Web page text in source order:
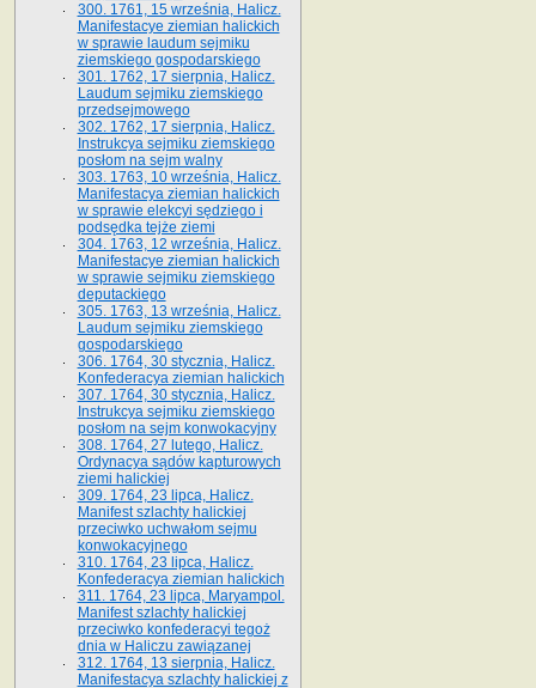
300. 1761, 15 września, Halicz.
Manifestacye ziemian halickich
w sprawie laudum sejmiku
ziemskiego gospodarskiego
301. 1762, 17 sierpnia, Halicz.
Laudum sejmiku ziemskiego
przedsejmowego
302. 1762, 17 sierpnia, Halicz.
Instrukcya sejmiku ziemskiego
posłom na sejm walny
303. 1763, 10 września, Halicz.
Manifestacya ziemian halickich
w sprawie elekcyi sędziego i
podsędka tejże ziemi
304. 1763, 12 września, Halicz.
Manifestacye ziemian halickich
w sprawie sejmiku ziemskiego
deputackiego
305. 1763, 13 września, Halicz.
Laudum sejmiku ziemskiego
gospodarskiego
306. 1764, 30 stycznia, Halicz.
Konfederacya ziemian halickich
307. 1764, 30 stycznia, Halicz.
Instrukcya sejmiku ziemskiego
posłom na sejm konwokacyjny
308. 1764, 27 lutego, Halicz.
Ordynacya sądów kapturowych
ziemi halickiej
309. 1764, 23 lipca, Halicz.
Manifest szlachty halickiej
przeciwko uchwałom sejmu
konwokacyjnego
310. 1764, 23 lipca, Halicz.
Konfederacya ziemian halickich
311. 1764, 23 lipca, Maryampol.
Manifest szlachty halickiej
przeciwko konfederacyi tegoż
dnia w Haliczu zawiązanej
312. 1764, 13 sierpnia, Halicz.
Manifestacya szlachty halickiej z